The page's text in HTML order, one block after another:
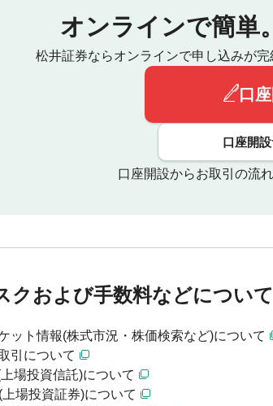
オンラインで簡単。
松井証券ならオンラインで申し込みが完
口座
口座開
口座開設からお取引の流れ
クおよび手数料などについて
ット情報(株式市況・株価検索など)について
引について
場投資信託)について
上場投資証券)について